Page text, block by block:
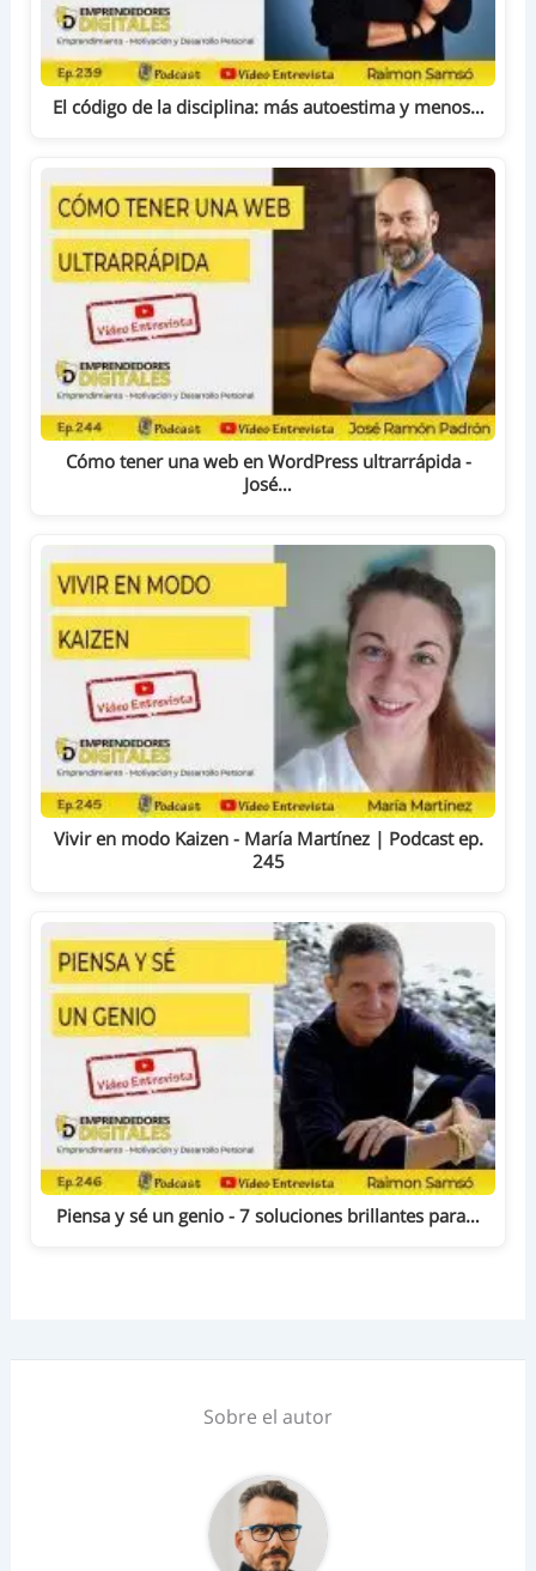
El código de la disciplina: más autoestima y menos…
Cómo tener una web en WordPress ultrarrápida -
José…
Vivir en modo Kaizen - María Martínez | Podcast ep.
245
Piensa y sé un genio - 7 soluciones brillantes para…
Sobre el autor